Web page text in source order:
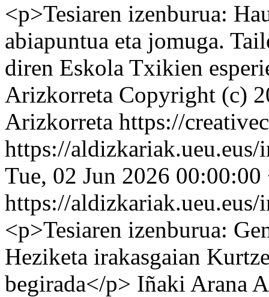
<p>Tesiaren izenburua:
abiapuntua eta jomuga.
diren Eskola Txikien
Arizkorreta Copyright (c)
Arizkorreta https://
https://
Tue, 02 Jun 2026 00:00:00
https://
<p>Tesiaren izenburua:
Heziketa irakasgaian
begirada</p> Iñaki Arana